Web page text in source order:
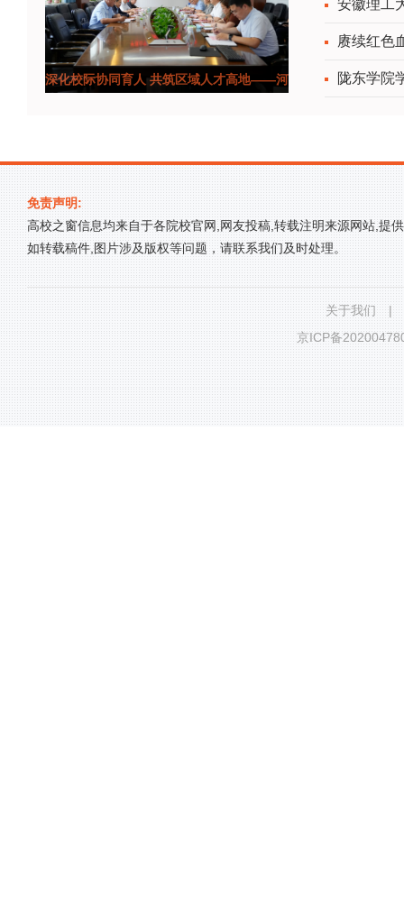
深化校际协同育人 共筑区域人才高地——河
安徽理工
赓续红色
陇东学院
免责声明:
高校之窗信息均来自于各院校官网,网友投稿,转载注明来源网站,提
如转载稿件,图片涉及版权等问题，请联系我们及时处理。
关于我们
|
京ICP备